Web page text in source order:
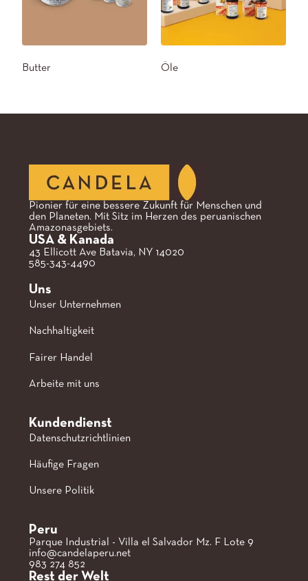
Butter Öle
Pionier für eine bessere Zukunft für Menschen und
den Planeten. Mit Sitz im Herzen des peruanischen
Amazonasgebiets.
USA & Kanada
43 Ellicott Ave Batavia, NY 14020
585-343-4490
Uns
Unser Unternehmen
Nachhaltigkeit
Fairer Handel
Arbeite mit uns
Kundendienst
Datenschutzrichtlinien
Häufige Fragen
Unsere Politik
Peru
Parque Industrial - Villa el Salvador Mz. F Lote 9
info@candelaperu.net
983 274 852
Rest der Welt